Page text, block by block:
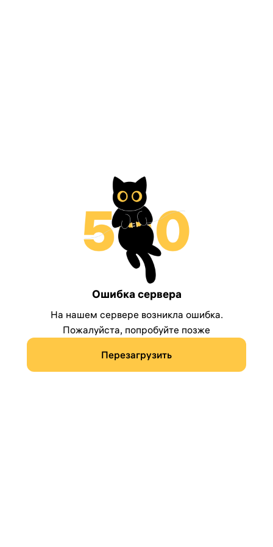
Ошибка сервера
На нашем сервере возникла ошибка.
Пожалуйста, попробуйте позже
Перезагрузить